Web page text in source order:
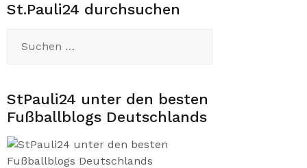
St.Pauli24 durchsuchen
nach:
StPauli24 unter den besten
Fußballblogs Deutschlands